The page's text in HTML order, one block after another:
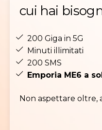
cui hai
200 Giga in 5G
Minuti illimitati
200 SMS
Emporia ME6 a
Non aspettare oltre,